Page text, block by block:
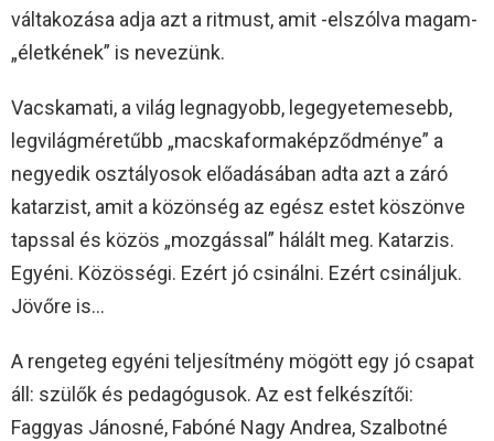
váltakozása adja azt a ritmust, amit -elszólva magam-
„életkének” is nevezünk.
Vacskamati, a világ legnagyobb, legegyetemesebb,
legvilágméretűbb „macskaformaképződménye” a
negyedik osztályosok előadásában adta azt a záró
katarzist, amit a közönség az egész estet köszönve
tapssal és közös „mozgással” hálált meg. Katarzis.
Egyéni. Közösségi. Ezért jó csinálni. Ezért csináljuk.
Jövőre is…
A rengeteg egyéni teljesítmény mögött egy jó csapat
áll: szülők és pedagógusok. Az est felkészítői:
Faggyas Jánosné, Fabóné Nagy Andrea, Szalbotné